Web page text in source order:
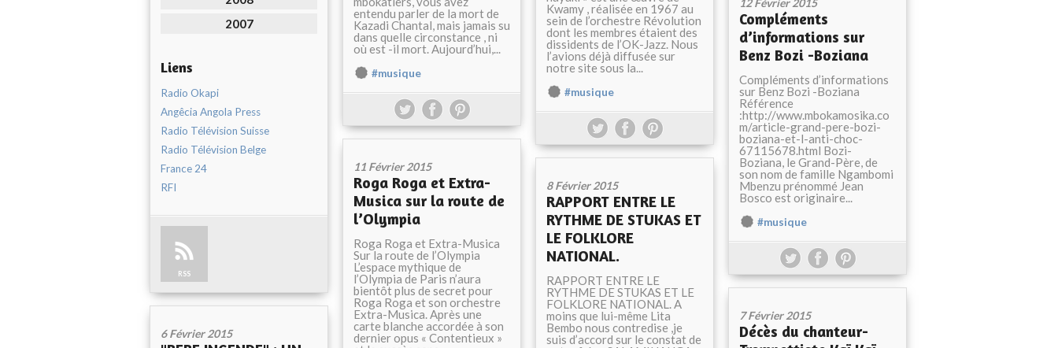
2007
Liens
Radio Okapi
Angêcia Angola Press
Radio Télévision Suisse
Radio Télévision Belge
France 24
RFI
RSS
entendu parler de la mort de
Kazadi Chantal, mais jamais su
dans quelle circonstance , ni
où est -il mort. Aujourd’hui,...
#musique
Kwamy , réalisée en 1967 au
sein de l’orchestre Révolution
dont les membres étaient des
dissidents de l’OK-Jazz. Nous
l’avions déjà diffusée sur
notre site sous la...
#musique
12 Février 2015
Compléments
d’informations sur
Benz Bozi -Boziana
Compléments d’informations
sur Benz Bozi -Boziana
Référence
:http://www.mbokamosika.co
m/article-grand-pere-bozi-
boziana-et-l-anti-choc-
67115678.html Bozi-
Boziana, le Grand-Père, de
son nom de famille Ngambomi
Mbenzu prénommé Jean
Bosco est originaire...
#musique
11 Février 2015
Roga Roga et Extra-
Musica sur la route de
l’Olympia
Roga Roga et Extra-Musica
Sur la route de l’Olympia
L’espace mythique de
l’Olympia de Paris n’aura
bientôt plus de secret pour
Roga Roga et son orchestre
Extra-Musica. Après une
carte blanche accordée à son
dernier opus « Contentieux »
8 Février 2015
RAPPORT ENTRE LE
RYTHME DE STUKAS ET
LE FOLKLORE
NATIONAL.
RAPPORT ENTRE LE
RYTHME DE STUKAS ET LE
FOLKLORE NATIONAL. A
moins que lui-même Lita
Bembo nous contredise ,je
suis d’accord sur le constat de
7 Février 2015
Décès du chanteur-
6 Février 2015